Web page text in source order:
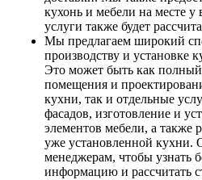
кухонь и мебели на месте у
услуги также будет
Мы предлагаем широкий
производству и установке
Это может быть как полный
помещения и
кухни, так и отдельные
фасадов, изготовление и
элементов мебели, а также
уже установленной кухни.
менеджерам, чтобы узнать
информацию и рассчитать